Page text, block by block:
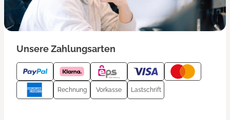
Unsere Zahlungsarten
Rechnung Vorkasse Lastschrift